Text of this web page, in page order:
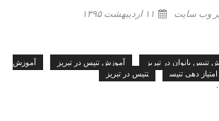
وب سایت
۱۱ اردیبهشت ۱۳۹۵
تنیس بانوان در تبریز آموزش تنیس در تبریز
آموزش
امتیاز دهی تنیس تنیس در تبریز